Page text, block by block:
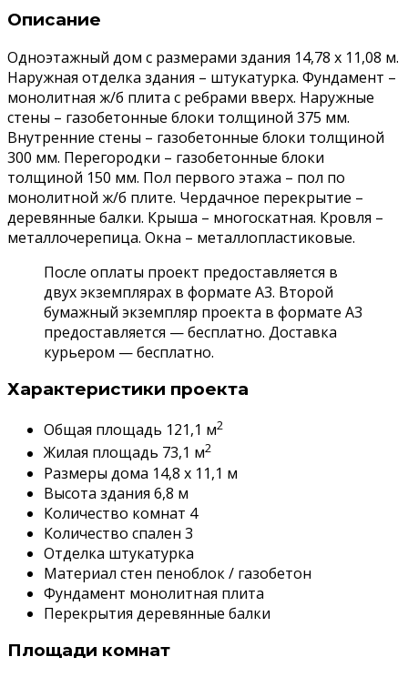
Описание
Одноэтажный дом с размерами здания 14,78 х 11,08 м.
Наружная отделка здания – штукатурка. Фундамент –
монолитная ж/б плита с ребрами вверх. Наружные
стены – газобетонные блоки толщиной 375 мм.
Внутренние стены – газобетонные блоки толщиной
300 мм. Перегородки – газобетонные блоки
толщиной 150 мм. Пол первого этажа – пол по
монолитной ж/б плите. Чердачное перекрытие –
деревянные балки. Крыша – многоскатная. Кровля –
металлочерепица. Окна – металлопластиковые.
После оплаты проект предоставляется в
двух экземплярах в формате А3. Второй
бумажный экземпляр проекта в формате А3
предоставляется — бесплатно. Доставка
курьером — бесплатно.
Характеристики проекта
Общая площадь 121,1 м2
Жилая площадь 73,1 м2
Размеры дома 14,8 x 11,1 м
Высота здания 6,8 м
Количество комнат 4
Количество спален 3
Отделка штукатурка
Материал стен пеноблок / газобетон
Фундамент монолитная плита
Перекрытия деревянные балки
Площади комнат